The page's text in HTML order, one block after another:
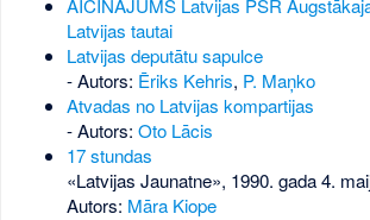
AICINĀJUMS Latvijas PSR
Latvijas tautai
Latvijas deputātu sapulce
- Autors: Ēriks Kehris, P. Maņko
Atvadas no Latvijas kompartijas
- Autors: Oto Lācis
17 stundas
«Latvijas Jaunatne», 1990. gada 4.
Autors: Māra Kiope